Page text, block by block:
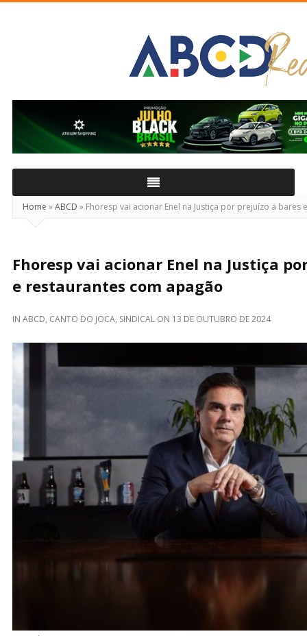
Real
Home »ABCD » Fhoresp vai acionar Enel na Justiça por prejuízo a bares
Fhoresp vai acionar Enel na Justiça
e restaurantes com apagão
IN ABCD, CANTO DO JOCA, SINDICAL ON 13 DE OUTUBRO DE 2024